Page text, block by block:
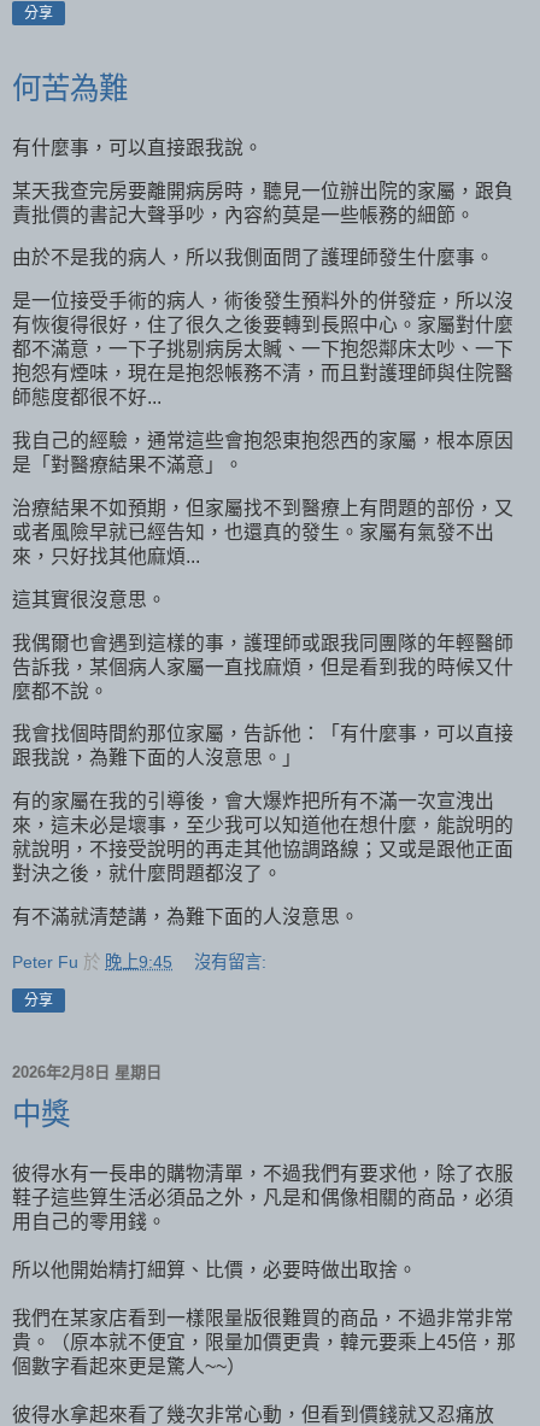
分享
何苦為難
有什麼事，可以直接跟我說。
某天我查完房要離開病房時，聽見一位辦出院的家屬，跟負
責批價的書記大聲爭吵，內容約莫是一些帳務的細節。
由於不是我的病人，所以我側面問了護理師發生什麼事。
是一位接受手術的病人，術後發生預料外的併發症，所以沒
有恢復得很好，住了很久之後要轉到長照中心。家屬對什麼
都不滿意，一下子挑剔病房太贓、一下抱怨鄰床太吵、一下
抱怨有煙味，現在是抱怨帳務不清，而且對護理師與住院醫
師態度都很不好...
我自己的經驗，通常這些會抱怨東抱怨西的家屬，根本原因
是「對醫療結果不滿意」。
治療結果不如預期，但家屬找不到醫療上有問題的部份，又
或者風險早就已經告知，也還真的發生。家屬有氣發不出
來，只好找其他麻煩...
這其實很沒意思。
我偶爾也會遇到這樣的事，護理師或跟我同團隊的年輕醫師
告訴我，某個病人家屬一直找麻煩，但是看到我的時候又什
麼都不說。
我會找個時間約那位家屬，告訴他：「有什麼事，可以直接
跟我說，為難下面的人沒意思。」
有的家屬在我的引導後，會大爆炸把所有不滿一次宣洩出
來，這未必是壞事，至少我可以知道他在想什麼，能說明的
就說明，不接受說明的再走其他協調路線；又或是跟他正面
對決之後，就什麼問題都沒了。
有不滿就清楚講，為難下面的人沒意思。
Peter Fu 於 晚上9:45 沒有留言:
分享
2026年2月8日 星期日
中獎
彼得水有一長串的購物清單，不過我們有要求他，除了衣服
鞋子這些算生活必須品之外，凡是和偶像相關的商品，必須
用自己的零用錢。
所以他開始精打細算、比價，必要時做出取捨。
我們在某家店看到一樣限量版很難買的商品，不過非常非常
貴。（原本就不便宜，限量加價更貴，韓元要乘上45倍，那
個數字看起來更是驚人~~）
彼得水拿起來看了幾次非常心動，但看到價錢就又忍痛放